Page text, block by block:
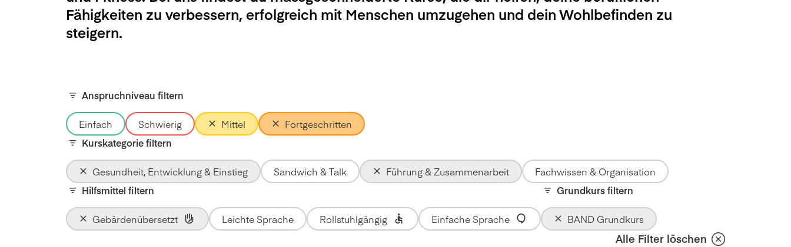
Fähigkeiten zu verbessern, erfolgreich mit Menschen umzugehen und dein Wohlbefinden zu
steigern.
Anspruchniveau filtern
Einfach Schwierig Mittel
Fortgeschritten
Kurskategorie filtern
Gesundheit, Entwicklung & Einstieg Sandwich & Talk Führung & Zusammenarbeit
Fachwissen & Organisation
Hilfsmittel filtern
Gebärdenübersetzt Leichte Sprache Rollstuhlgängig Einfache Sprache
Grundkurs filtern
BAND Grundkurs
Alle Filter löschen